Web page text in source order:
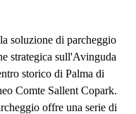
soluzione di parcheggio
strategica sull'Avinguda
storico di Palma di
Comte Sallent Copark.
offre una serie di